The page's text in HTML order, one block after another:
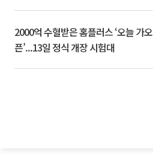
2000억 수혈받은 홈플러스 ‘오늘 가오
픈’...13일 정식 개장 시험대